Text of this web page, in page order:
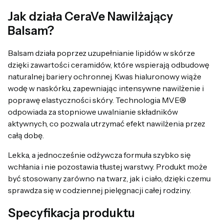
Jak działa CeraVe Nawilżający
Balsam?
Balsam działa poprzez uzupełnianie lipidów w skórze
dzięki zawartości ceramidów, które wspierają odbudowę
naturalnej bariery ochronnej. Kwas hialuronowy wiąże
wodę w naskórku, zapewniając intensywne nawilżenie i
poprawę elastyczności skóry. Technologia MVE®
odpowiada za stopniowe uwalnianie składników
aktywnych, co pozwala utrzymać efekt nawilżenia przez
całą dobę.
Lekka, a jednocześnie odżywcza formuła szybko się
wchłania i nie pozostawia tłustej warstwy. Produkt może
być stosowany zarówno na twarz, jak i ciało, dzięki czemu
sprawdza się w codziennej pielęgnacji całej rodziny.
Specyfikacja produktu